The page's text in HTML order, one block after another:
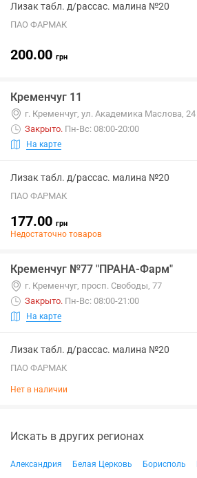
Лизак табл. д/рассас. малина №20
ПАО ФАРМАК
200.00 грн
Кременчуг 11
г. Кременчуг, ул. Академика Маслова, 24
Закрыто. Пн-Вс: 08:00-20:00
На карте
Лизак табл. д/рассас. малина №20
ПАО ФАРМАК
177.00 грн
Недостаточно товаров
Кременчуг №77 "ПРАНА-Фарм"
г. Кременчуг, просп. Свободы, 77
Закрыто. Пн-Вс: 08:00-21:00
На карте
Лизак табл. д/рассас. малина №20
ПАО ФАРМАК
Нет в наличии
Искать в других регионах
Александрия Белая Церковь Борисполь